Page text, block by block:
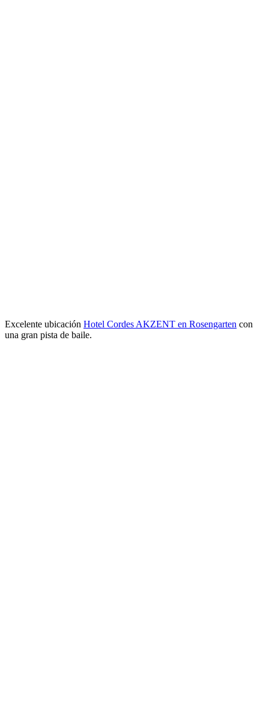
Excelente ubicación Hotel Cordes AKZENT en Rosengarten con
una gran pista de baile.